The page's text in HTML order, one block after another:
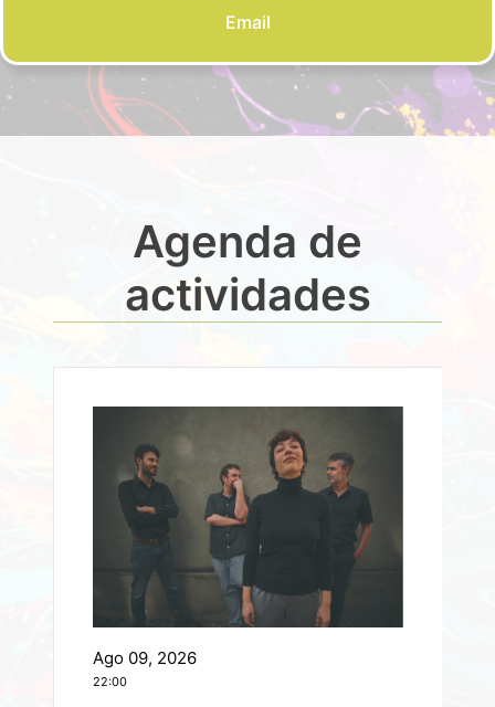
Email
Agenda de
actividades
Ago 09, 2026
22:00